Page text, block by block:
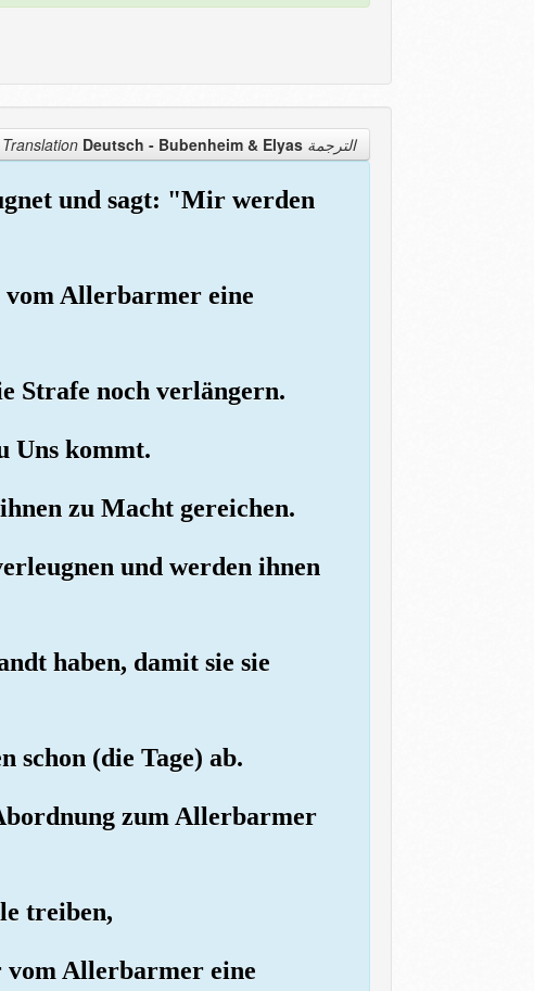
الترجمة Translation Deutsch - Bubenheim & Elyas
und sagt: "Mir werden
vom Allerbarmer eine
Strafe noch verlängern.
Uns kommt.
zu Macht gereichen.
und werden ihnen
haben, damit sie sie
schon (die Tage) ab.
zum Allerbarmer
treiben,
vom Allerbarmer eine